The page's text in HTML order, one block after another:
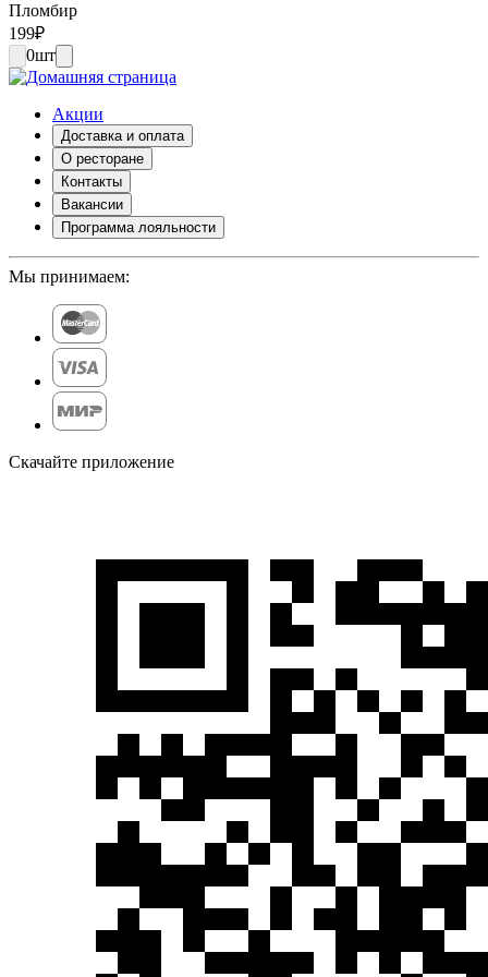
Пломбир
199₽
0шт
Акции
Доставка и оплата
О ресторане
Контакты
Вакансии
Программа лояльности
Мы принимаем:
Скачайте приложение